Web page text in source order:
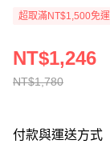
超取滿NT$1,500免運
NT$1,780
NT$1,246
付款與運送方式